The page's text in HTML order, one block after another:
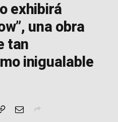
exhibirá
una obra
tan
inigualable